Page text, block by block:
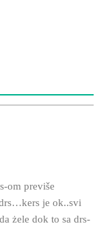
om previše
je ok..svi
żele dok to sa drs-